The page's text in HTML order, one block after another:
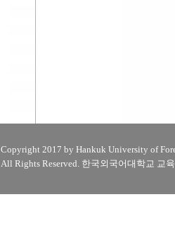
Copyright 2017 by Hankuk University of
All Rights Reserved. 한국외국어대학교